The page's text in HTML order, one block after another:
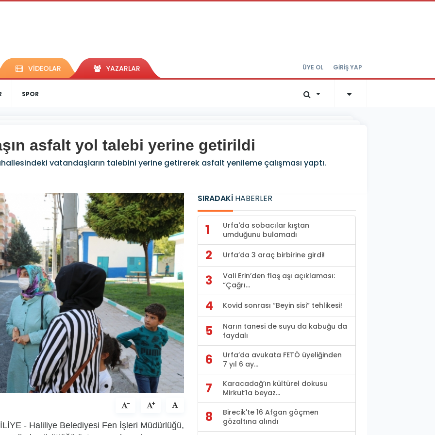
VİDEOLAR YAZARLAR ÜYE OL GİRİŞ YAP
SPOR
asfalt yol talebi yerine getirildi
vatandaşların talebini yerine getirerek asfalt yenileme çalışması yaptı.
- Haliliye Belediyesi Fen İşleri Müdürlüğü,
SIRADAKİ HABERLER
1
Urfa'da sobacılar kıştan
umduğunu bulamadı
2 Urfa’da 3 araç birbirine girdi!
3
Vali Erin’den flaş aşı açıklaması:
“Çağrı...
4 Kovid sonrası “Beyin sisi” tehlikesi!
5
Narın tanesi de suyu da kabuğu da
faydalı
6
Urfa’da avukata FETÖ üyeliğinden
7 yıl 6 ay...
7
Karacadağ’ın kültürel dokusu
Mirkut’la beyaz...
8
Birecik'te 16 Afgan göçmen
gözaltına alındı